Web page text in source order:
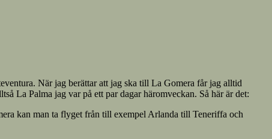
När jag berättar att jag ska till La Gomera får jag alltid
La Palma jag var på ett par dagar häromveckan. Så här är det:
kan man ta flyget från till exempel Arlanda till Teneriffa och